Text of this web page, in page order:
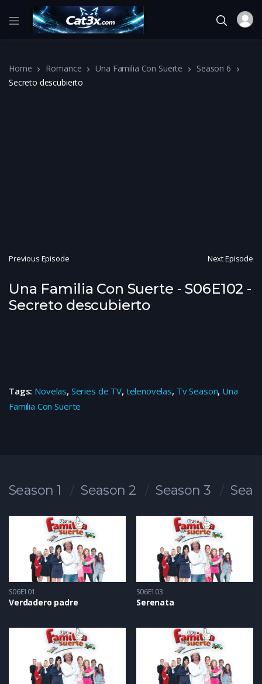
Home Romance Una Familia Con Suerte
Season 6
Secreto descubierto
Previous Episode Next Episode
Una Familia Con Suerte - S06E102 -
Secreto descubierto
Tags: Novelas, Series de TV, telenovelas, Tv Season, Una
Familia Con Suerte
Season 1 Season 2 Season 3
S06E101
Verdadero padre
S06E103
Serenata